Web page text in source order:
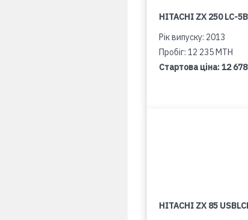
HITACHI ZX 250 LC-5B
Рік випуску: 2013
Пробіг: 12 235 MTH
Стартова ціна:12
HITACHI ZX 85